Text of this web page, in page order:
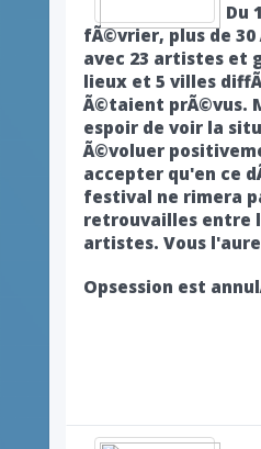
Du
fÃ©vrier, plus de
avec 23 artistes et
lieux et 5 villes
Ã©taient prÃ©vus.
espoir de voir la
Ã©voluer
accepter qu'en ce
festival ne rimera
retrouvailles entre
artistes. Vous
Opsession est